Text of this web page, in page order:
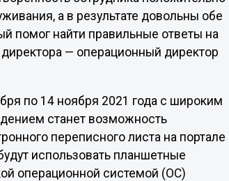
а в результате довольны обе
помог найти правильные ответы на
— операционный директор
по 14 ноября 2021 года с широким
станет возможность
переписного листа на портале
использовать планшетные
операционной системой (ОС)